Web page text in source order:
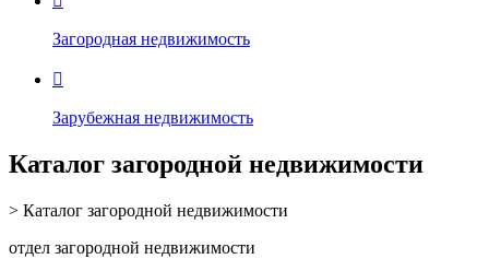
Загородная недвижимость

Зарубежная недвижимость
Каталог загородной недвижимости
> Каталог загородной недвижимости
отдел загородной недвижимости